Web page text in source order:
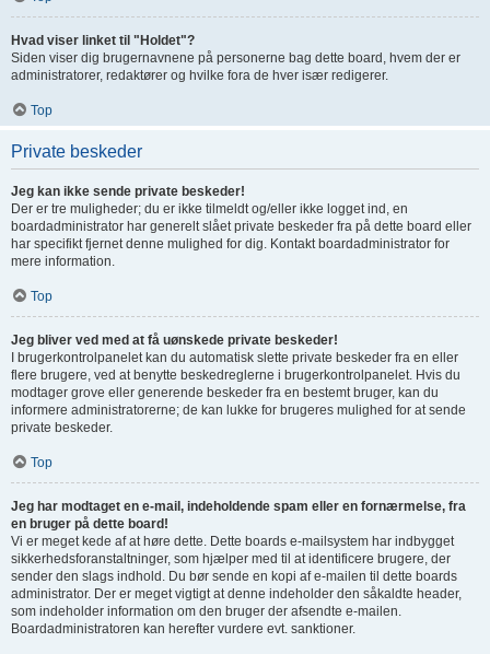
Hvad viser linket til "Holdet"?
Siden viser dig brugernavnene på personerne bag dette board, hvem der er
administratorer, redaktører og hvilke fora de hver især redigerer.
Top
Private beskeder
Jeg kan ikke sende private beskeder!
Der er tre muligheder; du er ikke tilmeldt og/eller ikke logget ind, en
boardadministrator har generelt slået private beskeder fra på dette board eller
har specifikt fjernet denne mulighed for dig. Kontakt boardadministrator for
mere information.
Top
Jeg bliver ved med at få uønskede private beskeder!
I brugerkontrolpanelet kan du automatisk slette private beskeder fra en eller
flere brugere, ved at benytte beskedreglerne i brugerkontrolpanelet. Hvis du
modtager grove eller generende beskeder fra en bestemt bruger, kan du
informere administratorerne; de kan lukke for brugeres mulighed for at sende
private beskeder.
Top
Jeg har modtaget en e-mail, indeholdende spam eller en fornærmelse, fra
en bruger på dette board!
Vi er meget kede af at høre dette. Dette boards e-mailsystem har indbygget
sikkerhedsforanstaltninger, som hjælper med til at identificere brugere, der
sender den slags indhold. Du bør sende en kopi af e-mailen til dette boards
administrator. Der er meget vigtigt at denne indeholder den såkaldte header,
som indeholder information om den bruger der afsendte e-mailen.
Boardadministratoren kan herefter vurdere evt. sanktioner.